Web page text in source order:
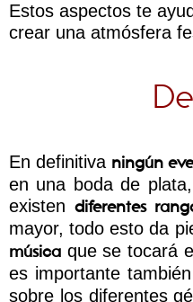
Estos aspectos te
crear una atmósfera
En definitiva ningún
en una boda de
existen diferentes
mayor, todo esto da
música que se tocará
es importante
sobre los diferentes